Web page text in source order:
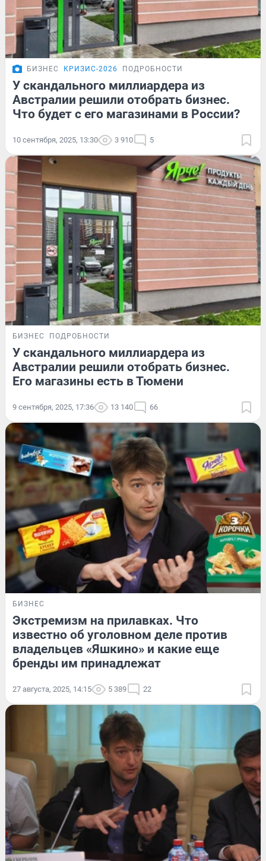
БИЗНЕС КРИЗИС-2026 ПОДРОБНОСТИ
У скандального миллиардера из
Австралии решили отобрать бизнес.
Что будет с его магазинами в России?
10 сентября, 2025, 13:30 3 910 5
БИЗНЕС ПОДРОБНОСТИ
У скандального миллиардера из
Австралии решили отобрать бизнес.
Его магазины есть в Тюмени
9 сентября, 2025, 17:36 13 140 66
БИЗНЕС
Экстремизм на прилавках. Что
известно об уголовном деле против
владельцев «Яшкино» и какие еще
бренды им принадлежат
27 августа, 2025, 14:15 5 389 22